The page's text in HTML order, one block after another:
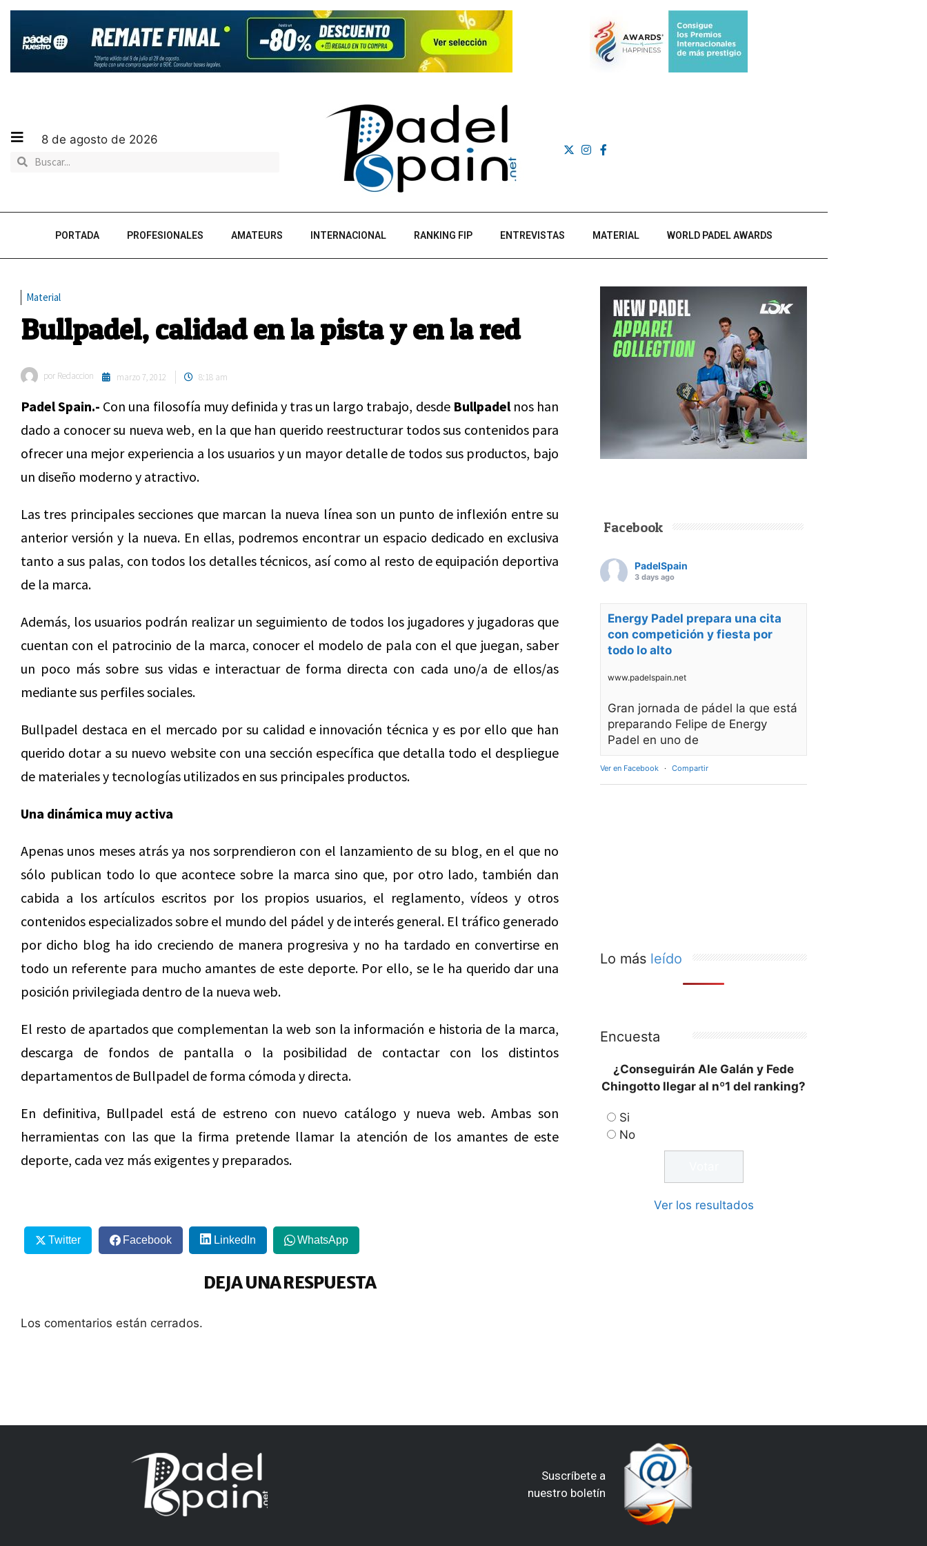
8 de agosto de 2026
PORTADA PROFESIONALES AMATEURS INTERNACIONAL RANKING FIP ENTREVISTAS MATERIAL WORLD PADEL AWARDS
Material
Bullpadel, calidad en la pista y en la red
por Redaccion marzo 7, 2012 8:18 am
Padel Spain.- Con una filosofía muy definida y tras un largo trabajo, desde Bullpadelnos han
dado a conocer su nueva web, en la que han querido reestructurar todos sus contenidos para
ofrecer una mejor experiencia a los usuarios y un mayor detalle de todos sus productos, bajo
un diseño moderno y atractivo.
Las tres principales secciones que marcan la nueva línea son un punto de inflexión entre su
anterior versión y la nueva. En ellas, podremos encontrar un espacio dedicado en exclusiva
tanto a sus palas, con todos los detalles técnicos, así como al resto de equipación deportiva
de la marca.
Además, los usuarios podrán realizar un seguimiento de todos los jugadores y jugadoras que
cuentan con el patrocinio de la marca, conocer el modelo de pala con el que juegan, saber
un poco más sobre sus vidas e interactuar de forma directa con cada uno/a de ellos/as
mediante sus perfiles sociales.
Bullpadel destaca en el mercado por su calidad e innovación técnica y es por ello que han
querido dotar a su nuevo website con una sección específica que detalla todo el despliegue
de materiales y tecnologías utilizados en sus principales productos.
Una dinámica muy activa
Apenas unos meses atrás ya nos sorprendieron con el lanzamiento de su blog, en el que no
sólo publican todo lo que acontece sobre la marca sino que, por otro lado, también dan
cabida a los artículos escritos por los propios usuarios, el reglamento, vídeos y otros
contenidos especializados sobre el mundo del pádel y de interés general. El tráfico generado
por dicho blog ha ido creciendo de manera progresiva y no ha tardado en convertirse en
todo un referente para mucho amantes de este deporte. Por ello, se le ha querido dar una
posición privilegiada dentro de la nueva web.
El resto de apartados que complementan la web son la información e historia de la marca,
descarga de fondos de pantalla o la posibilidad de contactar con los distintos
departamentos de Bullpadel de forma cómoda y directa.
En definitiva, Bullpadel está de estreno con nuevo catálogo y nueva web. Ambas son
herramientas con las que la firma pretende llamar la atención de los amantes de este
deporte, cada vez más exigentes y preparados.
Twitter Facebook LinkedIn WhatsApp
DEJA UNA RESPUESTA
Los comentarios están cerrados.
Facebook
PadelSpain
3 days ago
Energy Padel prepara una cita
con competición y fiesta por
todo lo alto
www.padelspain.net
Gran jornada de pádel la que está
preparando Felipe de Energy
Padel en uno de
Ver en Facebook · Compartir
Lo más leído
Encuesta
¿Conseguirán Ale Galán y Fede
Chingotto llegar al nº1 del ranking?
Si
No
Ver los resultados
Suscríbete a
nuestro boletín